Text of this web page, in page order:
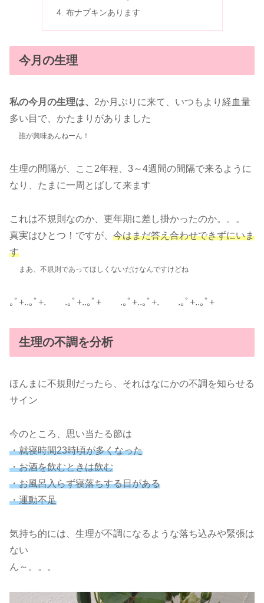
布ナプキンあります
今月の生理
私の今月の生理は、 2か月ぶりに来て、いつもより経血量
多い目で、かたまりがありました
誰が興味あんねーん！
生理の間隔が、ここ2年程、3～4週間の間隔で来るように
なり、たまに一周とばして来ます
これは不規則なのか、更年期に差し掛かったのか。。。
真実はひとつ！ですが、 今はまだ答え合わせできずにいま
す
まあ、不規則であってほしくないだけなんですけどね
｡ﾟ+..｡ﾟ+. .｡ﾟ+..｡ﾟ+ .｡ﾟ+..｡ﾟ+. .｡ﾟ+..｡ﾟ+
生理の不調を分析
ほんまに不規則だったら、それはなにかの不調を知らせる
サイン
今のところ、思い当たる節は
・就寝時間23時頃が多くなった
・お酒を飲むときは飲む
・お風呂入らず寝落ちする日がある
・運動不足
気持ち的には、生理が不調になるような落ち込みや緊張は
ない
ん～。。。